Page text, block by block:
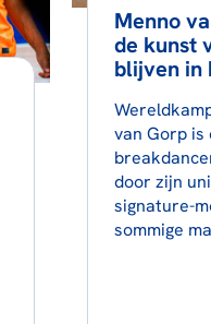
Menno
de kunst
blijven in
van Gorp is
door zijn
signature-
sommige